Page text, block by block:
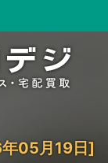
05月19日]